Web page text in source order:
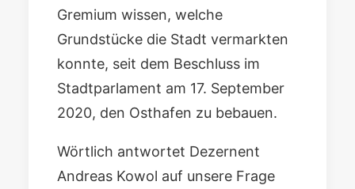
Gremium wissen, welche
Grundstücke die Stadt vermarkten
konnte, seit dem Beschluss im
Stadtparlament am 17. September
2020, den Osthafen zu bebauen.
Wörtlich antwortet Dezernent
Andreas Kowol auf unsere Frage